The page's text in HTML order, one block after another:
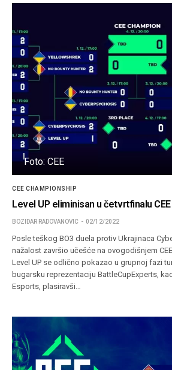
Foto: CEE
CEE CHAMPIONSHIP
Level UP eliminisan u četvrtfinalu
BOZIDAR RADOVANOVIC 02/12/2022
Posle teškog BO3 duela protiv Ukrajinaca
nažalost završio učešće na ovogodišnjem
Level UP se odlično pokazao u grupnoj fazi
bugarsku reprezentaciju BattleCupExperts,
Esports, plasiravši…